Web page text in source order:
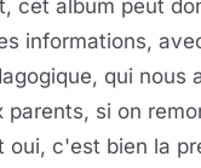
cet album peut
informations,
qui nous
si on
oui, c'est bien la